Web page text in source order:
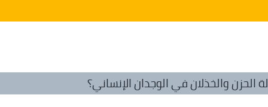
والخذلان في الوجدان الإنساني؟